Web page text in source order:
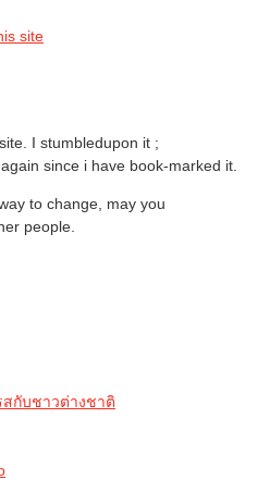
site
I stumbledupon it ;
since i have book-marked it.
to change, may you
people.
กับชาวต่างชาติ